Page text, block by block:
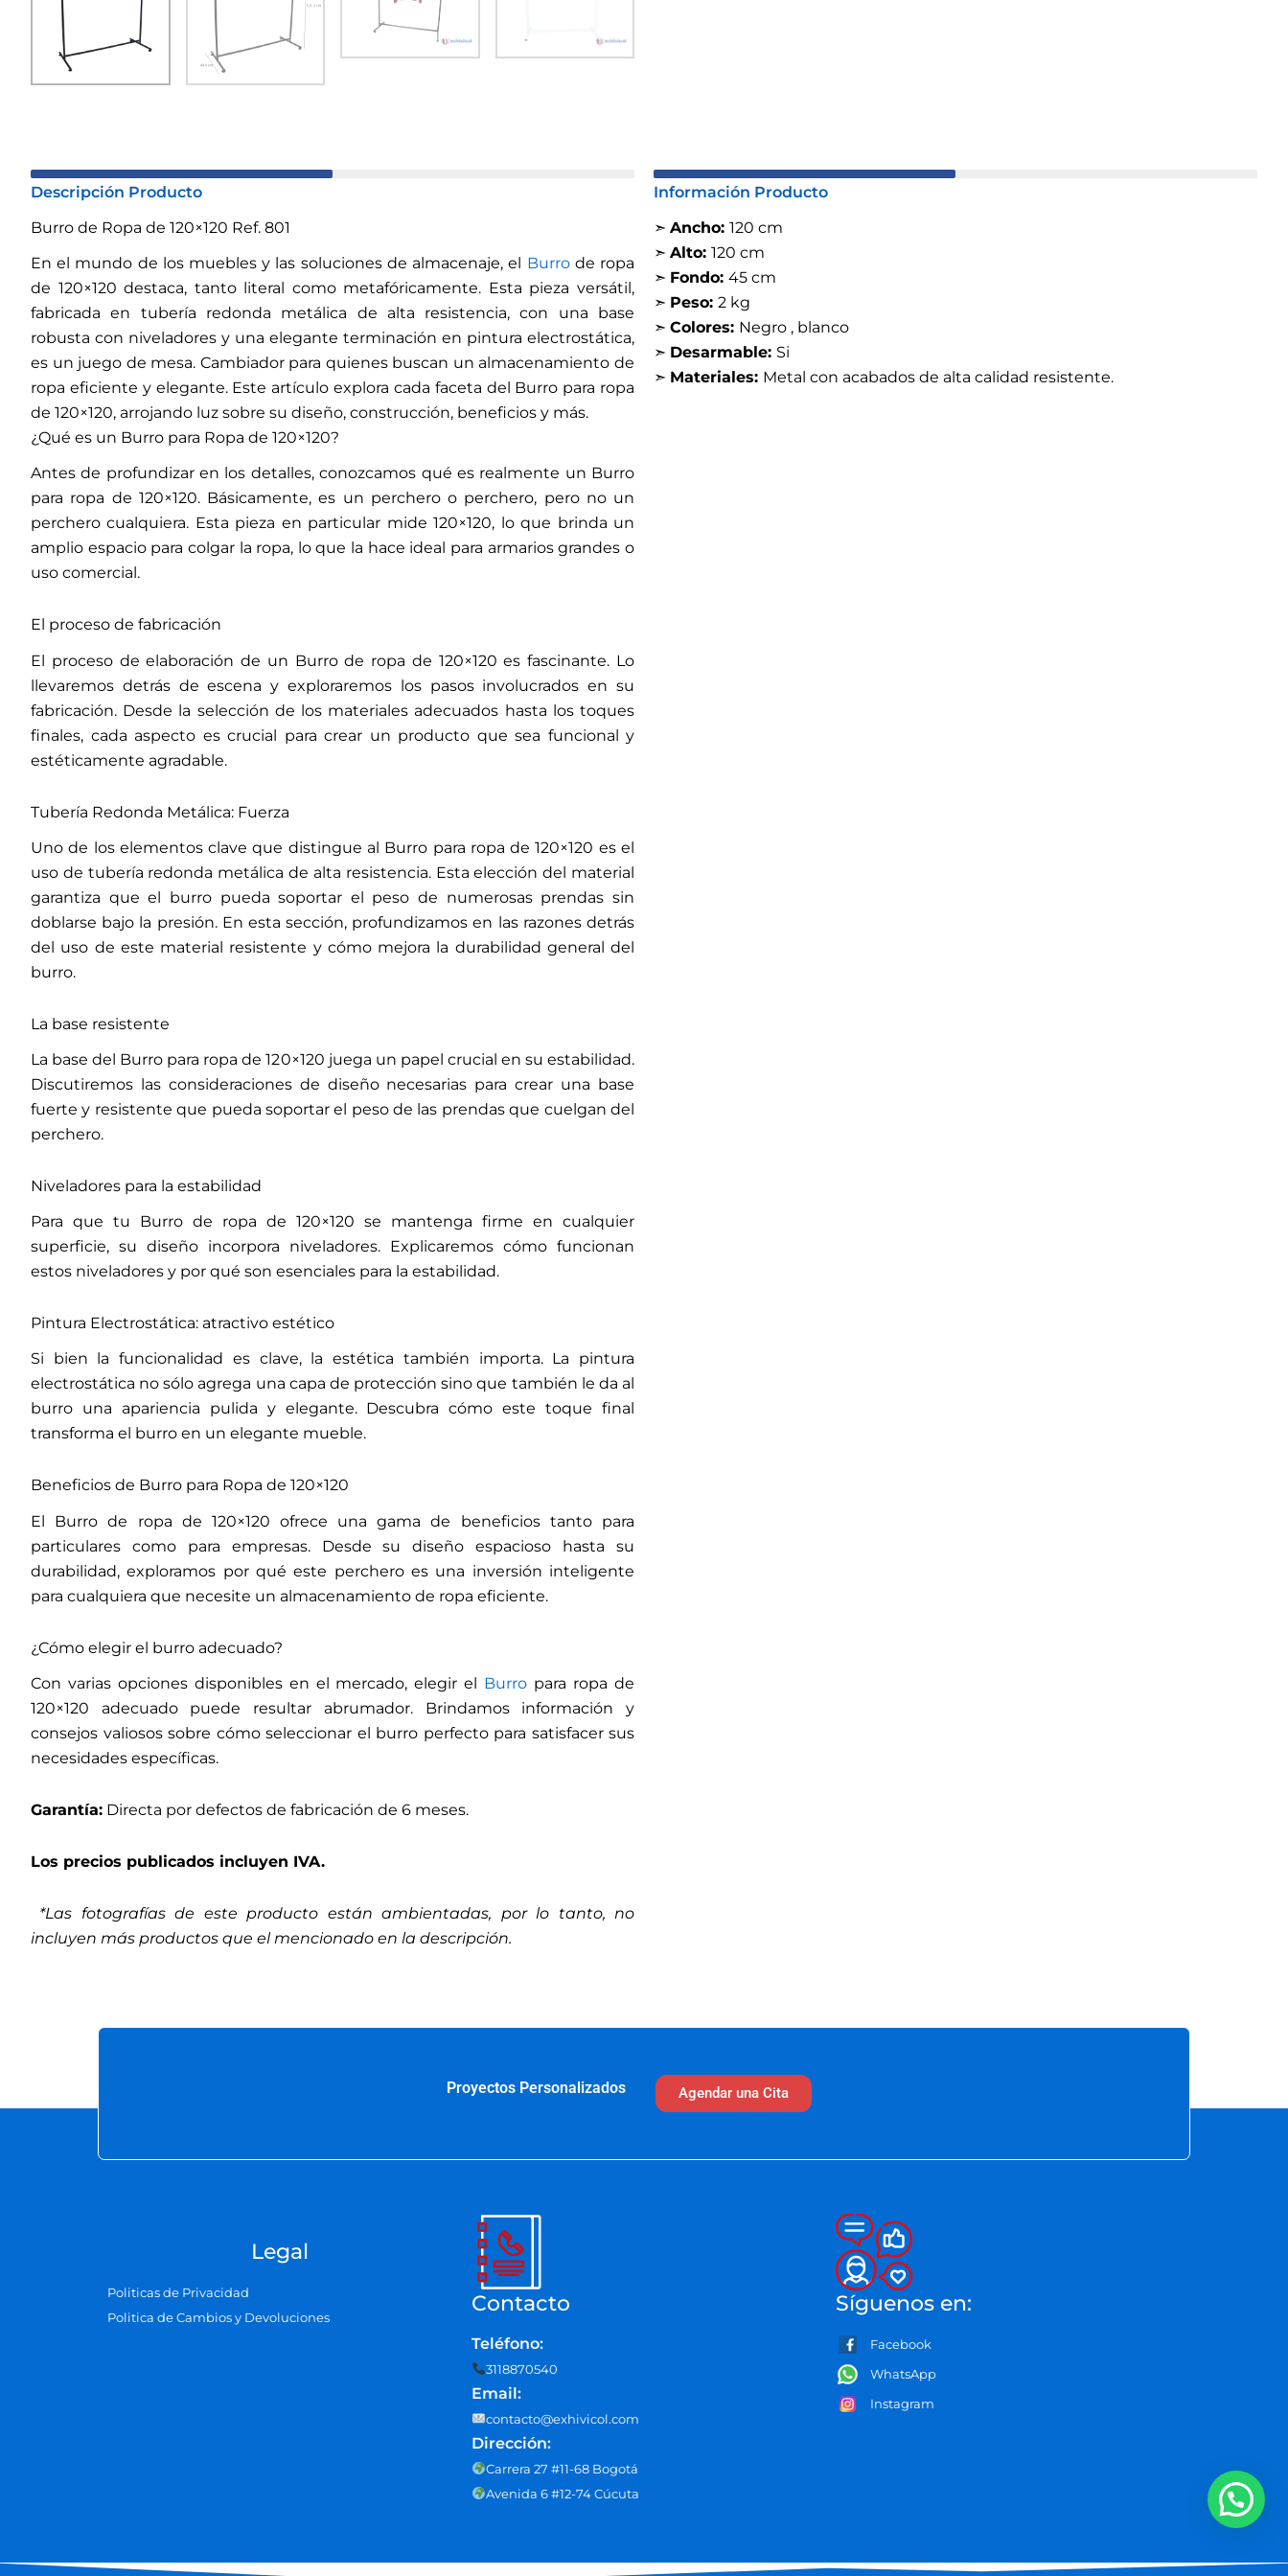
Descripción Producto
Burro de Ropa de 120×120 Ref. 801
En el mundo de los muebles y las soluciones de almacenaje, el Burrode ropa
de 120×120 destaca, tanto literal como metafóricamente. Esta pieza versátil,
fabricada en tubería redonda metálica de alta resistencia, con una base
robusta con niveladores y una elegante terminación en pintura electrostática,
es un juego de mesa. Cambiador para quienes buscan un almacenamiento de
ropa eficiente y elegante. Este artículo explora cada faceta del Burro para ropa
de 120×120, arrojando luz sobre su diseño, construcción, beneficios y más.
¿Qué es un Burro para Ropa de 120×120?
Antes de profundizar en los detalles, conozcamos qué es realmente un Burro
para ropa de 120×120. Básicamente, es un perchero o perchero, pero no un
perchero cualquiera. Esta pieza en particular mide 120×120, lo que brinda un
amplio espacio para colgar la ropa, lo que la hace ideal para armarios grandes o
uso comercial.
El proceso de fabricación
El proceso de elaboración de un Burro de ropa de 120×120 es fascinante. Lo
llevaremos detrás de escena y exploraremos los pasos involucrados en su
fabricación. Desde la selección de los materiales adecuados hasta los toques
finales, cada aspecto es crucial para crear un producto que sea funcional y
estéticamente agradable.
Tubería Redonda Metálica: Fuerza
Uno de los elementos clave que distingue al Burro para ropa de 120×120 es el
uso de tubería redonda metálica de alta resistencia. Esta elección del material
garantiza que el burro pueda soportar el peso de numerosas prendas sin
doblarse bajo la presión. En esta sección, profundizamos en las razones detrás
del uso de este material resistente y cómo mejora la durabilidad general del
burro.
La base resistente
La base del Burro para ropa de 120×120 juega un papel crucial en su estabilidad.
Discutiremos las consideraciones de diseño necesarias para crear una base
fuerte y resistente que pueda soportar el peso de las prendas que cuelgan del
perchero.
Niveladores para la estabilidad
Para que tu Burro de ropa de 120×120 se mantenga firme en cualquier
superficie, su diseño incorpora niveladores. Explicaremos cómo funcionan
estos niveladores y por qué son esenciales para la estabilidad.
Pintura Electrostática: atractivo estético
Si bien la funcionalidad es clave, la estética también importa. La pintura
electrostática no sólo agrega una capa de protección sino que también le da al
burro una apariencia pulida y elegante. Descubra cómo este toque final
transforma el burro en un elegante mueble.
Beneficios de Burro para Ropa de 120×120
El Burro de ropa de 120×120 ofrece una gama de beneficios tanto para
particulares como para empresas. Desde su diseño espacioso hasta su
durabilidad, exploramos por qué este perchero es una inversión inteligente
para cualquiera que necesite un almacenamiento de ropa eficiente.
¿Cómo elegir el burro adecuado?
Con varias opciones disponibles en el mercado, elegir el Burro para ropa de
120×120 adecuado puede resultar abrumador. Brindamos información y
consejos valiosos sobre cómo seleccionar el burro perfecto para satisfacer sus
necesidades específicas.
Garantía: Directa por defectos de fabricación de 6 meses.
Los precios publicados incluyen IVA.
*Las fotografías de este producto están ambientadas, por lo tanto, no
incluyen más productos que el mencionado en la descripción.
Información Producto
➣ Ancho: 120 cm
➣ Alto: 120 cm
➣ Fondo: 45 cm
➣ Peso: 2 kg
➣ Colores: Negro , blanco
➣ Desarmable: Si
➣ Materiales: Metal con acabados de alta calidad resistente.
Proyectos Personalizados Agendar una Cita
Legal
Politicas de Privacidad
Politica de Cambios y Devoluciones
Contacto
Teléfono:
3118870540
Email:
contacto@exhivicol.com
Dirección:
Carrera 27 #11-68 Bogotá
Avenida 6 #12-74 Cúcuta
Síguenos en:
Facebook
WhatsApp
Instagram